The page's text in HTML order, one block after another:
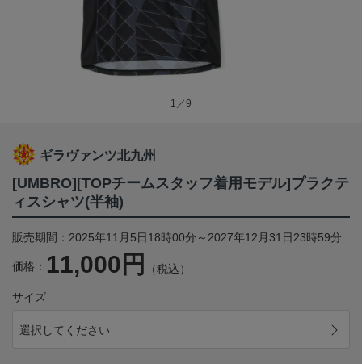
1／9
ギラヴァンツ北九州
[UMBRO][TOPチームスタッフ着用モデル]プラクテ
ィスシャツ(半袖)
販売期間：2025年11月5日18時00分～2027年12月31日23時59分
価格： 11,000円 （税込）
サイズ
選択してください